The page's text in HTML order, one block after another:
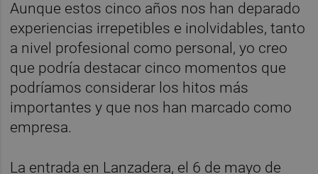
Aunque estos cinco años nos han deparado
experiencias irrepetibles e inolvidables, tanto
a nivel profesional como personal, yo creo
que podría destacar cinco momentos que
podríamos considerar los hitos más
importantes y que nos han marcado como
empresa.
La entrada en Lanzadera, el 6 de mayo de